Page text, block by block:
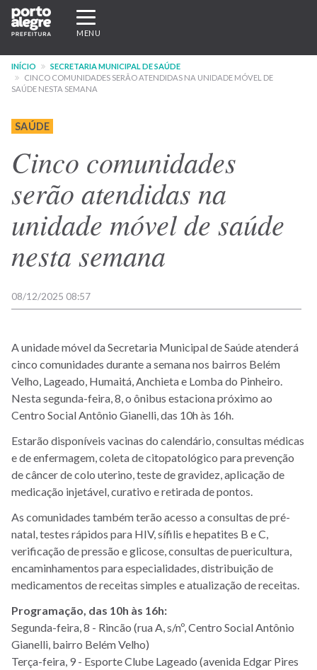
Pular
para
conteúdo
principal
Expandir/recolher
navegação
MENU
INÍCIO
SECRETARIA MUNICIPAL DE SAÚDE
CINCO COMUNIDADES SERÃO ATENDIDAS NA UNIDADE MÓVEL DE
SAÚDE NESTA SEMANA
SAÚDE
Cinco comunidades
serão atendidas na
unidade móvel de saúde
nesta semana
08/12/2025 08:57
A unidade móvel da Secretaria Municipal de Saúde atenderá
cinco comunidades durante a semana nos bairros Belém
Velho, Lageado, Humaitá, Anchieta e Lomba do Pinheiro.
Nesta segunda-feira, 8, o ônibus estaciona próximo ao
Centro Social Antônio Gianelli, das 10h às 16h.
Estarão disponíveis vacinas do calendário, consultas médicas
e de enfermagem, coleta de citopatológico para prevenção
de câncer de colo uterino, teste de gravidez, aplicação de
medicação injetável, curativo e retirada de pontos.
As comunidades também terão acesso a consultas de pré-
natal, testes rápidos para HIV, sífilis e hepatites B e C,
verificação de pressão e glicose, consultas de puericultura,
encaminhamentos para especialidades, distribuição de
medicamentos de receitas simples e atualização de receitas.
Programação, das 10h às 16h:
Segunda-feira, 8 - Rincão (rua A, s/nº, Centro Social Antônio
Gianelli, bairro Belém Velho)
Terça-feira, 9 - Esporte Clube Lageado (avenida Edgar Pires